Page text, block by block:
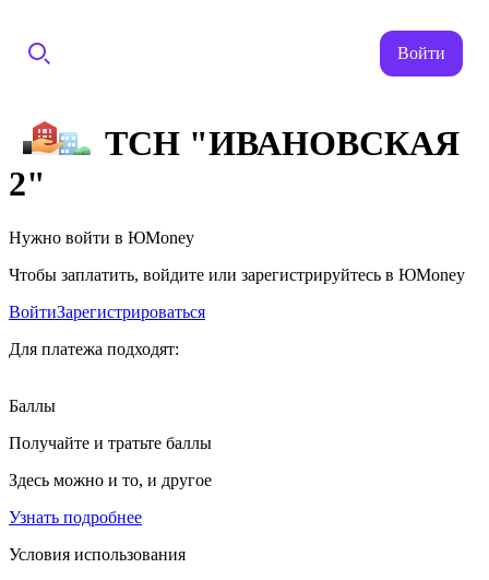
Войти
ТСН "ИВАНОВСКАЯ
2"
Нужно войти в ЮMoney
Чтобы заплатить, войдите или зарегистрируйтесь в ЮMoney
ВойтиЗарегистрироваться
Для платежа подходят:
Баллы
Получайте и тратьте баллы
Здесь можно и то, и другое
Узнать подробнее
Условия использования